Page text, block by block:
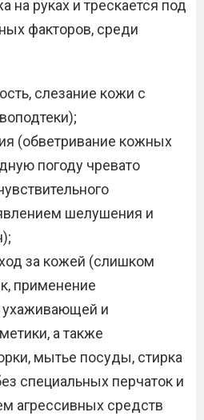
на руках и трескается под
факторов, среди
слезание кожи с
(обветривание кожных
погоду чревато
шелушения и
за кожей (слишком
применение
ухаживающей и
а также
мытье посуды, стирка
специальных перчаток и
агрессивных средств